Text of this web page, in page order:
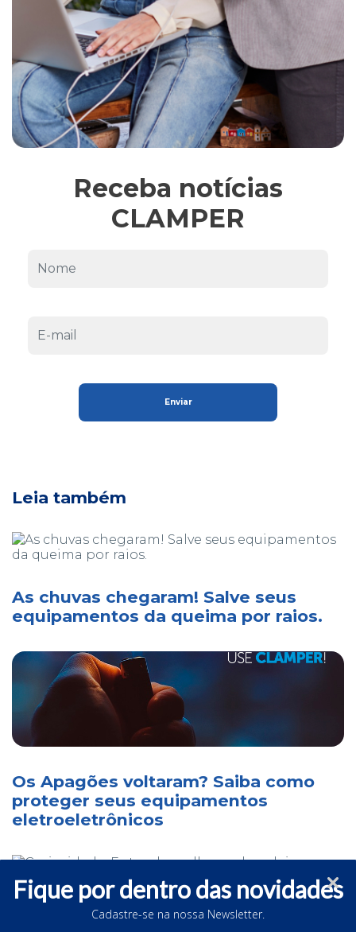
Fique por dentro das novidades
Cadastre-se na nossa Newsletter.
Receba notícias
CLAMPER
Leia também
As chuvas chegaram! Salve seus
equipamentos da queima por raios.
Os Apagões voltaram? Saiba como
proteger seus equipamentos
eletroeletrônicos
Curiosidade: Entenda melhor as